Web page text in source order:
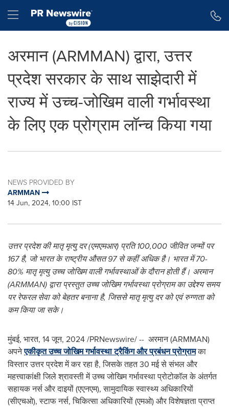
Hamburger menu
अरमान (ARMMAN) द्वारा, उत्तर
प्रदेश सरकार के साथ साझेदारी में
राज्य में उच्च-जोखिम वाली गर्भावस्था
के लिए एक प्रोग्राम लॉन्च किया गया
NEWS PROVIDED BY
ARMMAN
14 Jun, 2024, 10:00 IST
उत्तर प्रदेश की मातृ मृत्यु दर (एमएमआर) प्रति100,000 जीवित जन्मों पर
167है, जो भारत के राष्ट्रीय औसत97से कहीं अधिक है। भारत में70-
80% मातृ मृत्यु उच्च जोखिम वाली गर्भावस्थाओं के दौरान होती हैं। अरमान
(ARMMAN) द्वारा प्रस्तुत उच्च जोखिम गर्भावस्था प्रोग्राम का उद्देश्य समय
पर रेफरल सेवा को बेहतर बनाना है, जिससे मातृ मृत्यु दर को एवं रुग्णता को
कम किया जा सके।
मुंबई, भारत, 14 जून, 2024/PRNewswire/ -- अरमान (ARMMAN)
अपनेएकीकृत उच्च जोखिम गर्भावस्था ट्रैकिंग और प्रबंधन प्रोग्रामका
विस्तार उत्तर प्रदेश में कर रहा है, जिसके तहत 30 मई से संभल और
महत्त्वाकांक्षी जिले श्रावस्ती में उच्च जोखिम गर्भावस्था प्रोटोकॉल के अंतर्गत
सहायक नर्स और दाइयों (एएनएम), सामुदायिक स्वास्थ्य अधिकारियों
(सीएचओ), स्टाफ नर्स, चिकित्सा अधिकारियों (एमओ) और विशेषज्ञता प्राप्त